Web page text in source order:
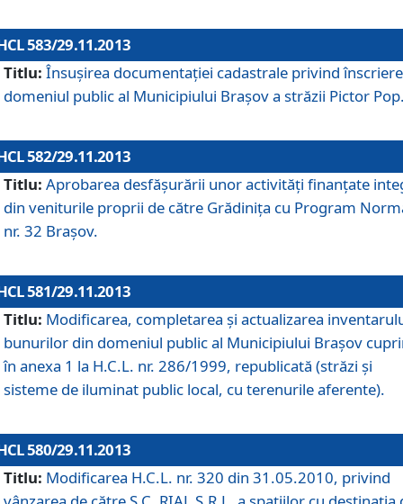
583/29.11.2013
Titlu: Însuşirea documentaţiei cadastrale privind
domeniul public al Municipiului Braşov a străzii Pictor
582/29.11.2013
Titlu: Aprobarea desfăşurării unor activităţi finanţate
din veniturile proprii de către Grădiniţa cu Program
nr. 32 Braşov.
581/29.11.2013
Titlu: Modificarea, completarea şi actualizarea
bunurilor din domeniul public al Municipiului Braşov
în anexa 1 la H.C.L. nr. 286/1999, republicată (străzi şi
sisteme de iluminat public local, cu terenurile aferente).
580/29.11.2013
Titlu: Modificarea H.C.L. nr. 320 din 31.05.2010, privind